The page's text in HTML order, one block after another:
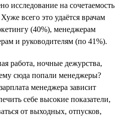
исследование на сочетаемость
всего это удаётся врачам
(40%), менеджерам
и руководителям (по 41%).
работа, ночные дежурства,
сюда попали менеджеры?
менеджера зависит
себе высокие показатели,
от выходных, отпусков,